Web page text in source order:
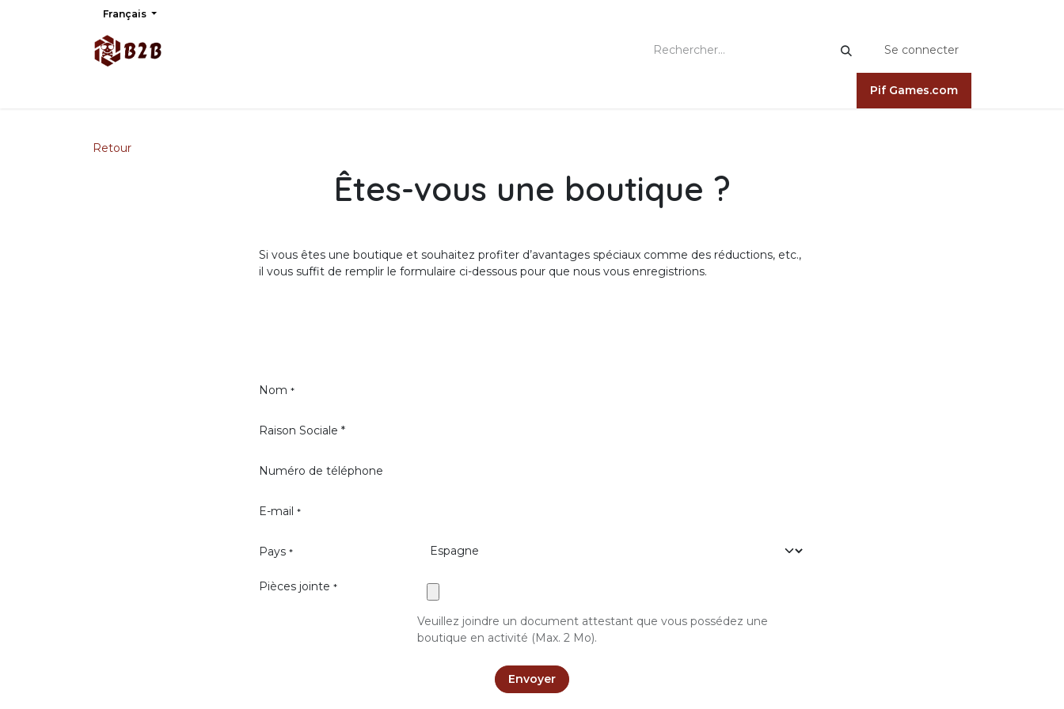
Se rendre au contenuFrançais
Se connecter
Pif Games.com
Retour
Êtes-vous une boutique ?
Si vous êtes une boutique et souhaitez profiter d’avantages spéciaux comme des réductions, etc.,
il vous suffit de remplir le formulaire ci-dessous pour que nous vous enregistrions.
Nom *
Raison Sociale *
Numéro de téléphone
E-mail *
Pays *
Pièces jointe *
Veuillez joindre un document attestant que vous possédez une
boutique en activité (Max. 2 Mo).
Envoyer